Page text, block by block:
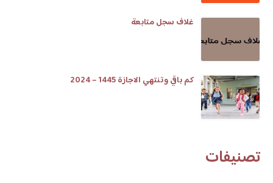
غلاف سجل متابعة
كم باقي وتنتهي الاجازة 1445 – 2024
تصنيفات